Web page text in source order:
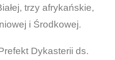
trzy afrykańskie,
i Środkowej.
Dykasterii ds.